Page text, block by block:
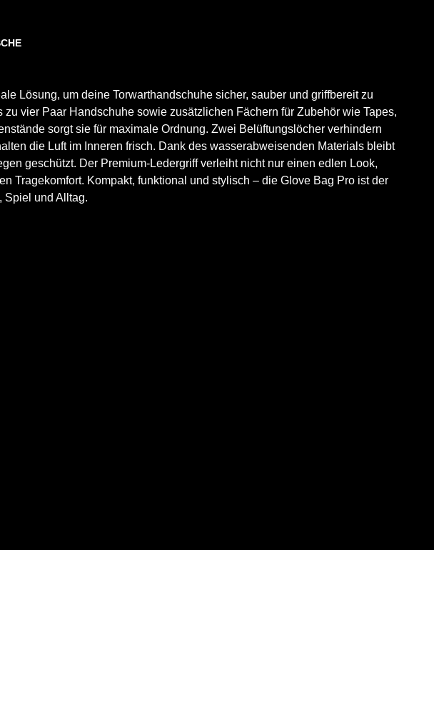
Lösung, um deine Torwarthandschuhe sicher, sauber und griffbereit zu
zu vier Paar Handschuhe sowie zusätzlichen Fächern für Zubehör wie Tapes,
sorgt sie für maximale Ordnung. Zwei Belüftungslöcher verhindern
die Luft im Inneren frisch. Dank des wasserabweisenden Materials bleibt
geschützt. Der Premium-Ledergriff verleiht nicht nur einen edlen Look,
Tragekomfort. Kompakt, funktional und stylisch – die Glove Bag Pro ist der
Spiel und Alltag.